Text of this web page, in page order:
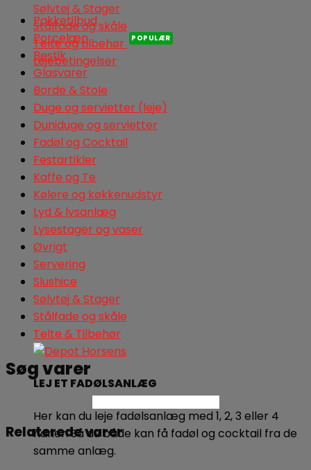
Sølvtøj & Stager
Stålfade og skåle
Telte og tilbehør
Lejebetingelser
LEJ ET FADØLSANLÆG
Her kan du leje fadølsanlæg med 1, 2, 3 eller 4
haner. Så du både kan få fadøl og cocktail fra de
samme anlæg.
Pakketilbud
Porcelæn
Bestik
Glasvarer
Borde & Stole
Duge og servietter (leje)
Duniduge og servietter
Fadøl og Cocktail
Festartikler
Kaffe og Te
Kølere og køkkenudstyr
Lyd & lysanlæg
Lysestager og vaser
Øvrigt
Servering
Slushice
Sølvtøj & Stager
Stålfade og skåle
Telte & Tilbehør
Søg varer
Relaterede varer